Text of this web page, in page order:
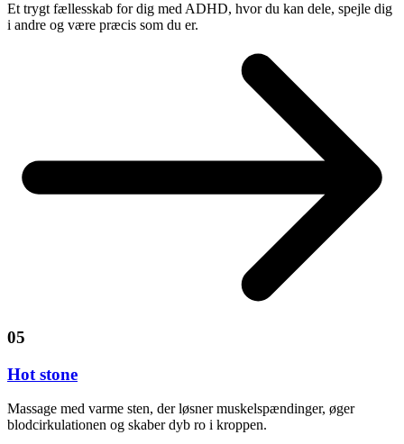
Et trygt fællesskab for dig med ADHD, hvor du kan dele, spejle dig
i andre og være præcis som du er.
05
Hot stone
Massage med varme sten, der løsner muskelspændinger, øger
blodcirkulationen og skaber dyb ro i kroppen.